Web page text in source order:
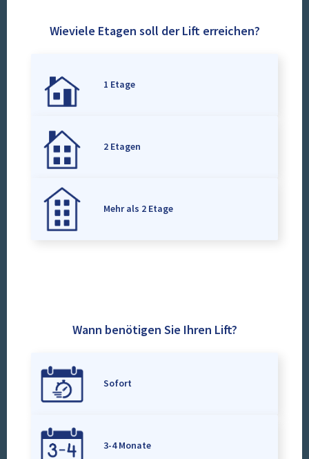
Wieviele Etagen soll der Lift erreichen?
1 Etage
2 Etagen
Mehr als 2 Etage
Wann benötigen Sie Ihren Lift?
Sofort
3-4 Monate